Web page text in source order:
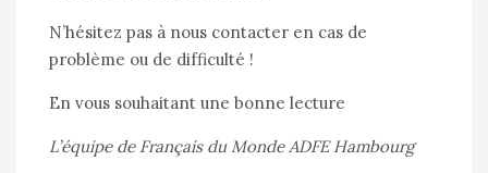
N’hésitez pas à nous contacter en cas de
problème ou de difficulté !
En vous souhaitant une bonne lecture
L’équipe de Français du Monde ADFE Hambourg